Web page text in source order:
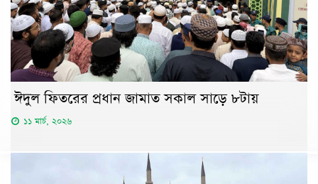
ঈদুল ফিতরের প্রধান জামাত সকাল সাড়ে ৮টায়
১১ মার্চ, ২০২৬